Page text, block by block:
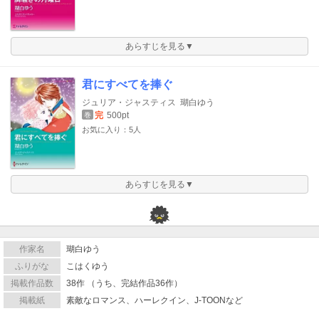
あらすじを見る▼
君にすべてを捧ぐ
ジュリア・ジャスティス 瑚白ゆう
巻 完 500pt
お気に入り：5人
あらすじを見る▼
作家名
瑚白ゆう
ふりがな
こはくゆう
掲載作品数
38作 （うち、完結作品36作）
掲載紙
素敵なロマンス、ハーレクイン、J-TOONなど